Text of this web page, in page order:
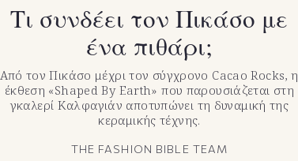
Τι συνδέει τον Πικάσο με
ένα πιθάρι;
Από τον Πικάσο μέχρι τον σύγχρονο Cacao Rocks, η
έκθεση «Shaped By Earth» που παρουσιάζεται στη
γκαλερί Καλφαγιάν αποτυπώνει τη δυναμική της
κεραμικής τέχνης.
THE FASHION BIBLE TEAM